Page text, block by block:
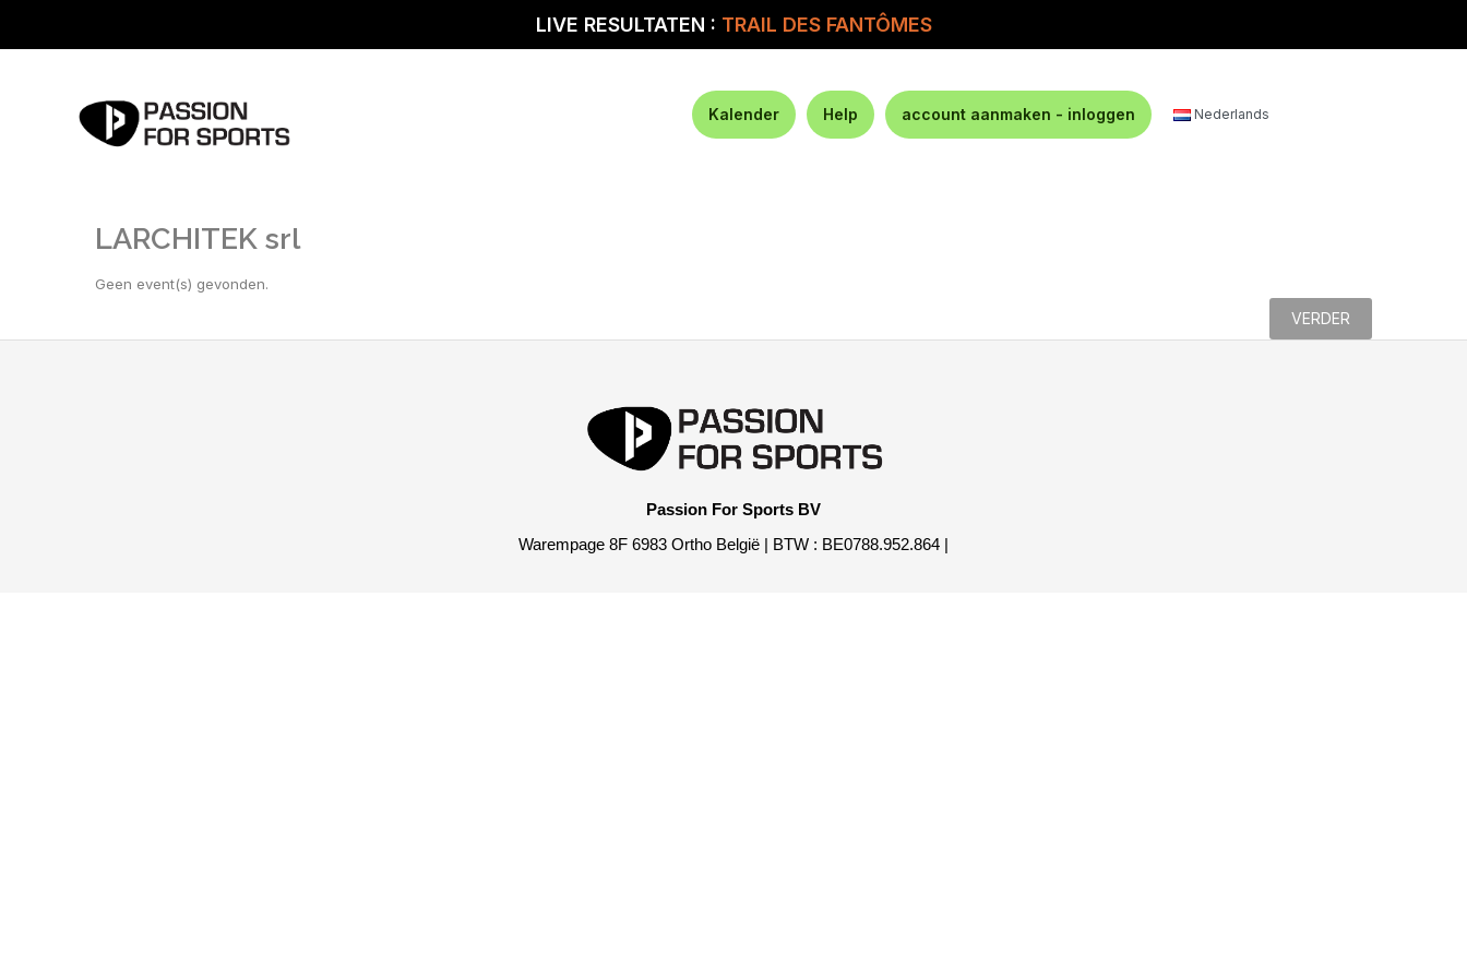
LIVE RESULTATEN : TRAIL DES FANTÔMES
Kalender Help account aanmaken - inloggen Nederlands
LARCHITEK srl
Geen event(s) gevonden.
VERDER
Passion For Sports BV
Warempage 8F 6983 Ortho België | BTW : BE0788.952.864 |